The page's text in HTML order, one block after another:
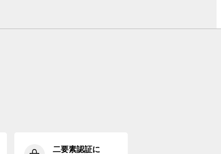
二要素認証に